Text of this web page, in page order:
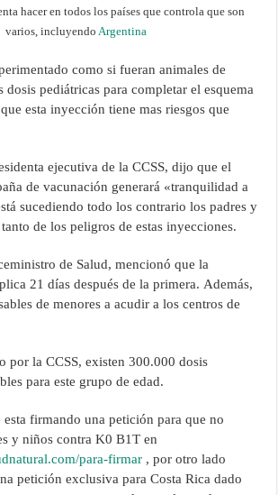
hacer en todos los países que controla que son
varios, incluyendoArgentina
como si fueran animales de
dosis pediátricas para completar el esquema
esta inyección tiene mas riesgos que
ejecutiva de la CCSS, dijo que el
de vacunación generará «tranquilidad a
sucediendo todo los contrario los padres y
de los peligros de estas inyecciones.
de Salud, mencionó que la
21 días después de la primera. Además,
de menores a acudir a los centros de
por la CCSS, existen 300.000 dosis
para este grupo de edad.
esta firmando una petición para que no
y niños contra K0 B1T en
para-firmar , por otro lado
petición exclusiva para Costa Rica dado